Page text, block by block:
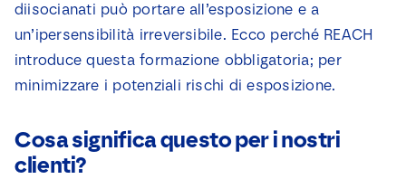
diisocianati può portare all’esposizione e a
un’ipersensibilità irreversibile. Ecco perché REACH
introduce questa formazione obbligatoria; per
minimizzare i potenziali rischi di esposizione.
Cosa significa questo per i nostri
clienti?